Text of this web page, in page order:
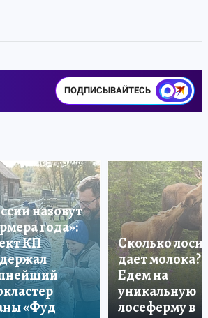
ПОДПИСЫВАЙТЕСЬ
назовут
года»:
КП
«Фуд
Сколько лосиха
дает молока?
Едем на
уникальную
лосеферму в